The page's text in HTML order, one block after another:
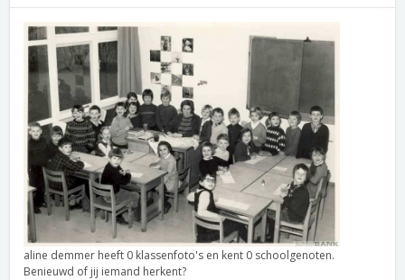
aline demmer heeft 0 klassenfoto's en kent 0 schoolgenoten.
Benieuwd of jij iemand herkent?